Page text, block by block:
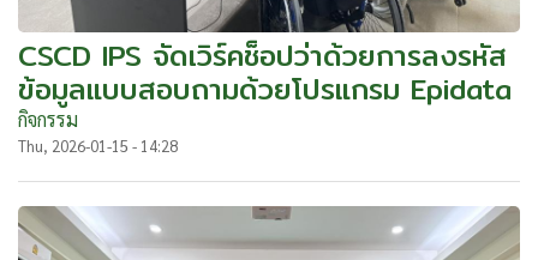
CSCD IPS จัดเวิร์คช็อปว่าด้วยการลงรหัส
ข้อมูลแบบสอบถามด้วยโปรแกรม Epidata
กิจกรรม
Thu, 2026-01-15 - 14:28